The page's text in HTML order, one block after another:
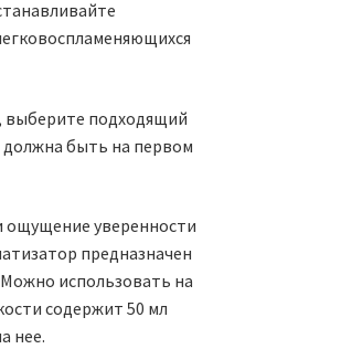
выберите подходящий
должна быть на первом
ощущение уверенности
предназначен
использовать на
содержит 50 мл
нее.